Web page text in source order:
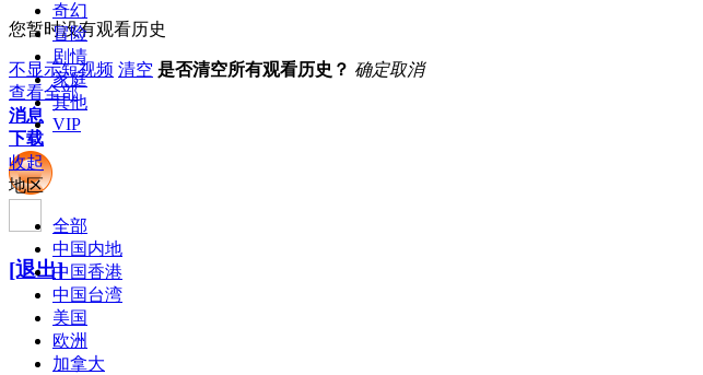
您暂时没有观看历史
不显示短视频 清空 是否清空所有观看历史？ 确定取消
查看全部
消息
下载
[退出]
奇幻
冒险
剧情
家庭
其他
VIP
收起
地区
全部
中国内地
中国香港
中国台湾
美国
欧洲
加拿大